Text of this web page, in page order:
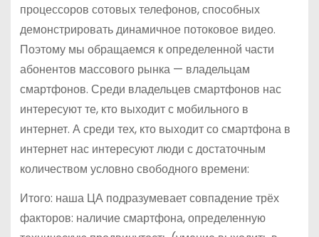
процессоров сотовых телефонов, способных
демонстрировать динамичное потоковое видео.
Поэтому мы обращаемся к определенной части
абонентов массового рынка — владельцам
смартфонов. Среди владельцев смартфонов нас
интересуют те, кто выходит с мобильного в
интернет. А среди тех, кто выходит со смартфона в
интернет нас интересуют люди с достаточным
количеством условно свободного времени:
Итого: наша ЦА подразумевает совпадение трёх
факторов: наличие смартфона, определенную